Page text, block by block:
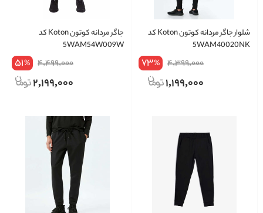
شلوار جاگر مردانه کوتون Koton کد
5WAM40020NK
4,399,000
73%
1,199,000
جاگر مردانه کوتون Koton کد
5WAM54W009W
4,499,000
51%
2,199,000